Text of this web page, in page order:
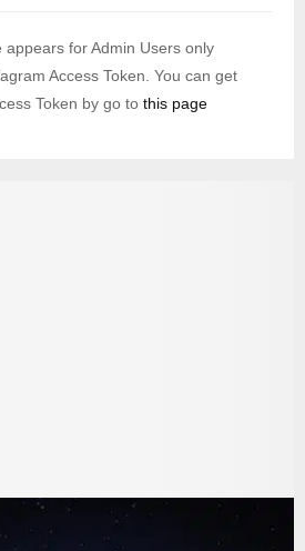
for Admin Users only:
Access Token. You can get
Token by go to this page